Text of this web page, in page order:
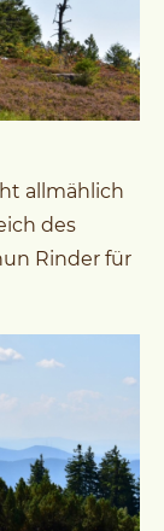
allmählich
des
Rinder für